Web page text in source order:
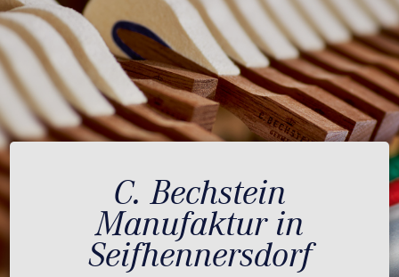
C. Bechstein
Manufaktur in
Seifhennersdorf